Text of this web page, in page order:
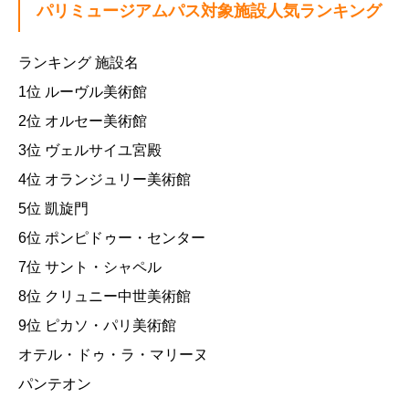
パリミュージアムパス対象施設人気ランキング
ランキング 施設名
1位 ルーヴル美術館
2位 オルセー美術館
3位 ヴェルサイユ宮殿
4位 オランジュリー美術館
5位 凱旋門
6位 ポンピドゥー・センター
7位 サント・シャペル
8位 クリュニー中世美術館
9位 ピカソ・パリ美術館
オテル・ドゥ・ラ・マリーヌ
パンテオン